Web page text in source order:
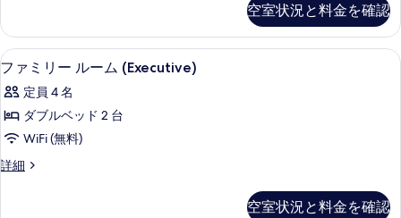
る
ル
ー
ム
の
す
べ
て
テ
ィ
ブ
ー
ム
詳
細
空室状況と料金を確認
フ
ァ
ミ
リ
ー
ル
低刺激性寝具、ミニバー、セーフテ
5
ファミリー ルーム (Executive)
定員 4 名
ダブルベッド 2 台
WiFi (無料)
詳細
フ
空室状況と料金を確認